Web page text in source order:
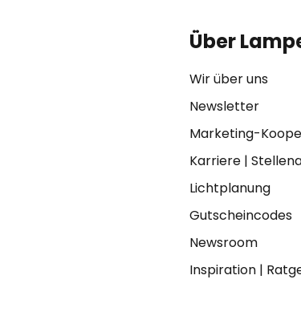
Über
Wir über uns
Newsletter
Marketing-
Karriere|
Lichtplanung
Gutscheincodes
Newsroom
Inspiration|